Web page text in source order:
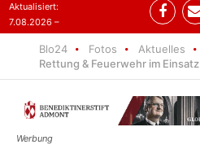
Aktualisiert:
7.08.2026 –
Blo24 Fotos
Aktuelles
Rettung & Feuerwehr im Einsatz